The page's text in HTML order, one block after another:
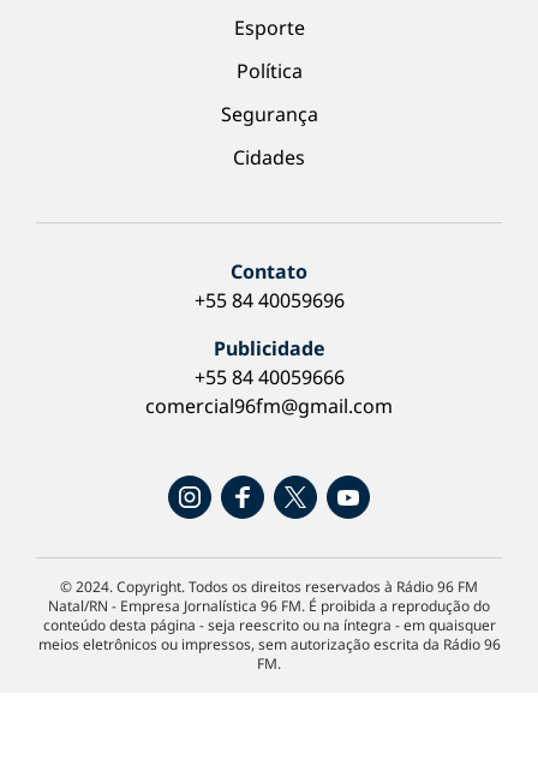
Esporte
Política
Segurança
Cidades
Contato
+55 84 40059696
Publicidade
+55 84 40059666
comercial96fm@gmail.com
© 2024. Copyright. Todos os direitos reservados à Rádio 96 FM
Natal/RN - Empresa Jornalística 96 FM. É proibida a reprodução do
conteúdo desta página - seja reescrito ou na íntegra - em quaisquer
meios eletrônicos ou impressos, sem autorização escrita da Rádio 96
FM.